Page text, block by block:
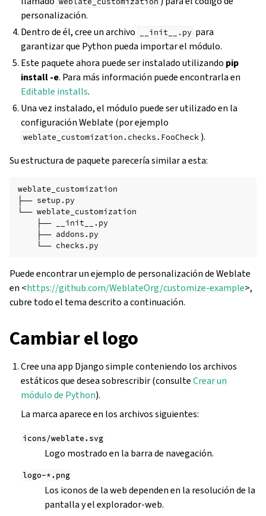
personalización.
Dentro de él, cree un archivo
__init__.py para
garantizar que Python pueda importar el módulo.
Este paquete ahora puede ser instalado utilizando pip
install -e. Para más información puede encontrarla en
Editable installs.
Una vez instalado, el módulo puede ser utilizado en la
configuración Weblate (por ejemplo
weblate_customization.checks.FooCheck ).
Su estructura de paquete parecería similar a esta:
weblate_customization
├── setup.py
└── weblate_customization
    ├── __init__.py
    ├── addons.py
Puede encontrar un ejemplo de personalización de Weblate
en <https://github.com/WeblateOrg/customize-example>,
cubre todo el tema descrito a continuación.
Cambiar el logo
Cree una app Django simple conteniendo los archivos
estáticos que desea sobrescribir (consulteCrear un
módulo de Python).
La marca aparece en los archivos siguientes:
icons/weblate.svg
Logo mostrado en la barra de navegación.
logo-*.png
Los iconos de la web dependen en la resolución de la
pantalla y el explorador-web.